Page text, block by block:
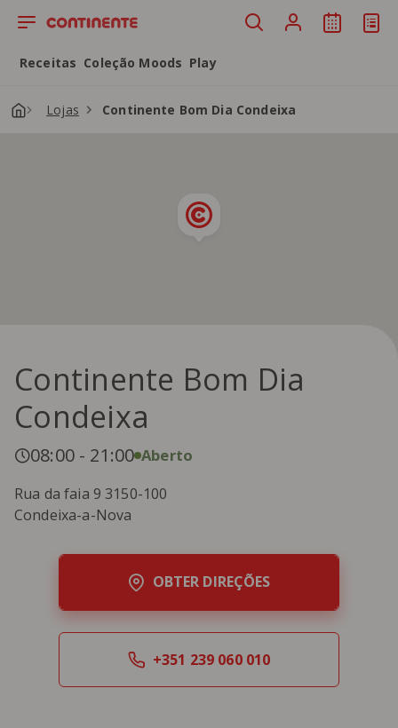
Saltar para o conteúdo principal
Receitas Coleção Moods Play
Lojas Continente Bom Dia Condeixa
Continente Bom Dia
Condeixa
08:00 - 21:00 Aberto
Rua da faia 9 3150-100
Condeixa-a-Nova
OBTER DIREÇÕES
+351 239 060 010